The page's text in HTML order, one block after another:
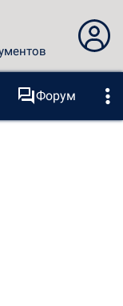
в систему...
Форум
Инструменты